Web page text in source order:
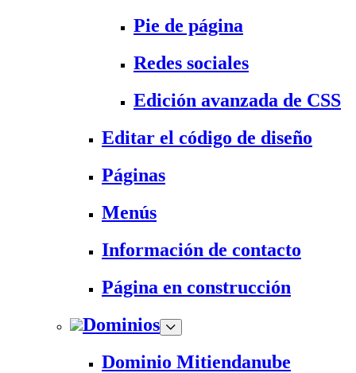
Pie de página
Redes sociales
Edición avanzada de CSS
Editar el código de diseño
Páginas
Menús
Información de contacto
Página en construcción
Dominios
Dominio Mitiendanube